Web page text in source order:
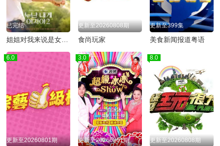
已完结 更新至20260808期
食尚玩家
更新至399集
美食新闻报道粤语
6.0
更新至20260801期
3.0
更新至20260801期
8.0
更新至20260808期